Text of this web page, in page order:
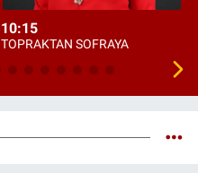
10:15
TOPRAKTAN SOFRAYA